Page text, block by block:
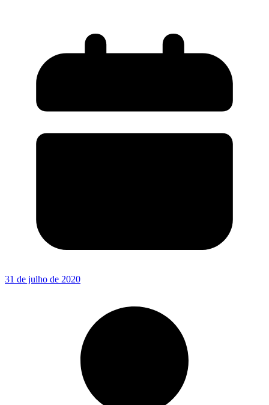
31 de julho de 2020